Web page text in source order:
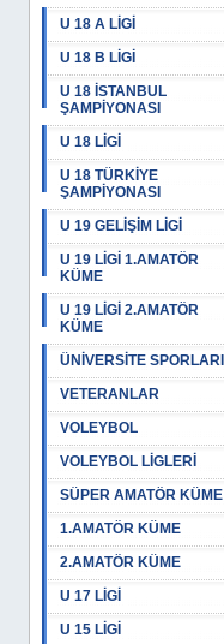
U 18 A LİGİ
U 18 B LİGİ
U 18 İSTANBUL
ŞAMPİYONASI
U 18 LİGİ
U 18 TÜRKİYE
ŞAMPİYONASI
U 19 GELİŞİM LİGİ
U 19 LİGİ 1.AMATÖR
KÜME
U 19 LİGİ 2.AMATÖR
KÜME
ÜNİVERSİTE SPORLARI
VETERANLAR
VOLEYBOL
VOLEYBOL LİGLERİ
SÜPER AMATÖR KÜME
1.AMATÖR KÜME
2.AMATÖR KÜME
U 17 LİGİ
U 15 LİGİ